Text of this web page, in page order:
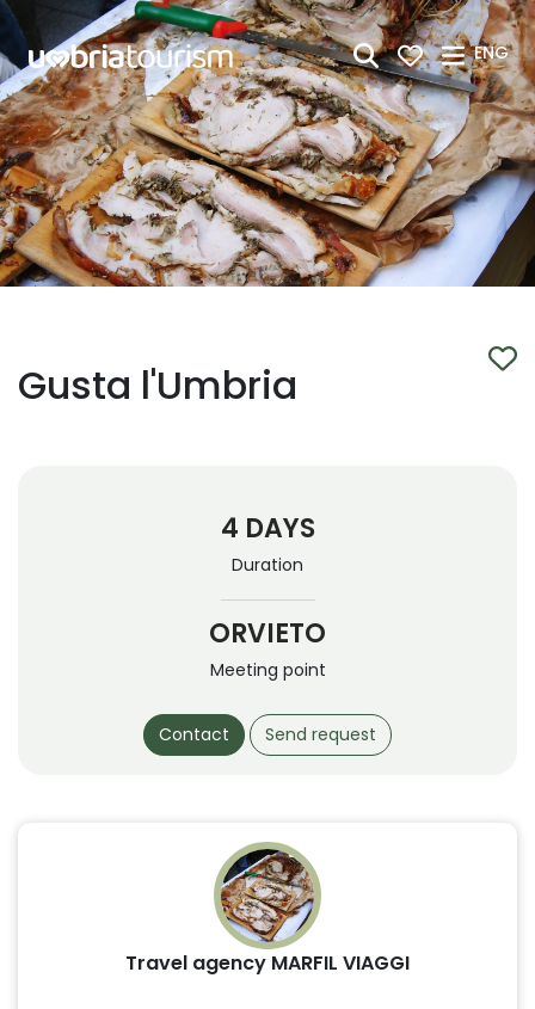
Skip to Main Content
ENG
Gusta l'Umbria
4 DAYS
Duration
ORVIETO
Meeting point
Contact Send request
Travel agency MARFIL VIAGGI